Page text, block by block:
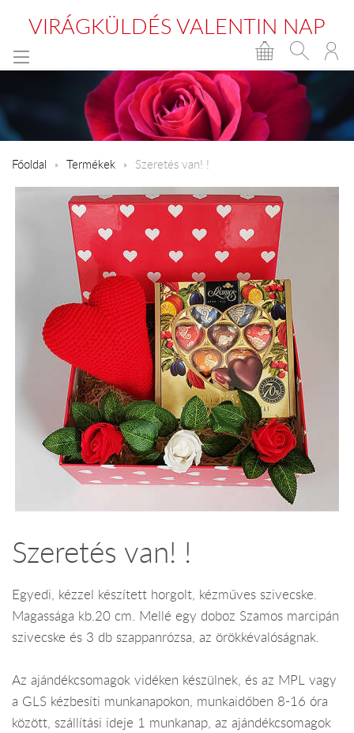
VIRÁGKÜLDÉS VALENTIN NAP
Főoldal Termékek Szeretés van! !
Szeretés van! !
Egyedi, kézzel készített horgolt, kézműves szivecske.
Magassága kb.20 cm. Mellé egy doboz Szamos marcipán
szivecske és 3 db szappanrózsa, az örökkévalóságnak.
Az ajándékcsomagok vidéken készülnek, és az MPL vagy
a GLS kézbesíti munkanapokon, munkaidőben 8-16 óra
között, szállítási ideje 1 munkanap, az ajándékcsomagok